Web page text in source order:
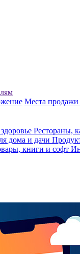
Места продажи
Рестораны,
дома и дачи
книги и софт